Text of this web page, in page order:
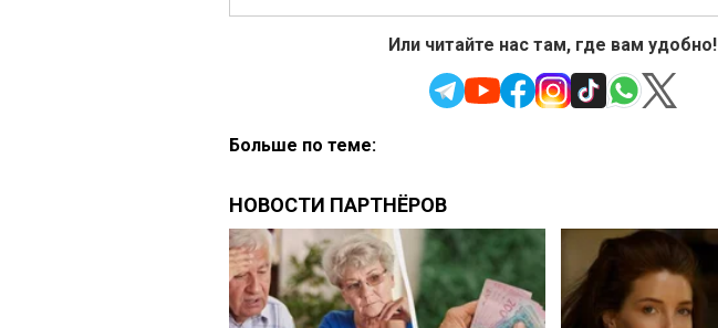
Или читайте нас там, где вам удобно!
Больше по теме: